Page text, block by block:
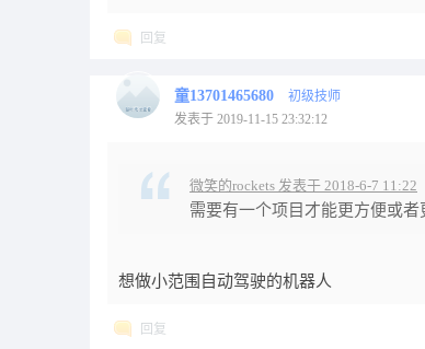
回复
童13701465680
初级技师
发表于 2019-11-15 23:32:12
微笑的rockets 发表于 2018-6-7 11:22
需要有一个项目才能更方便或者
想做小范围自动驾驶的机器人
回复